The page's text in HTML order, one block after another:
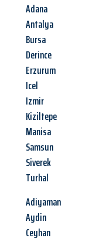
Adana
Antalya
Bursa
Derince
Erzurum
Icel
Izmir
Kiziltepe
Manisa
Samsun
Siverek
Turhal
Adiyaman
Aydin
Ceyhan